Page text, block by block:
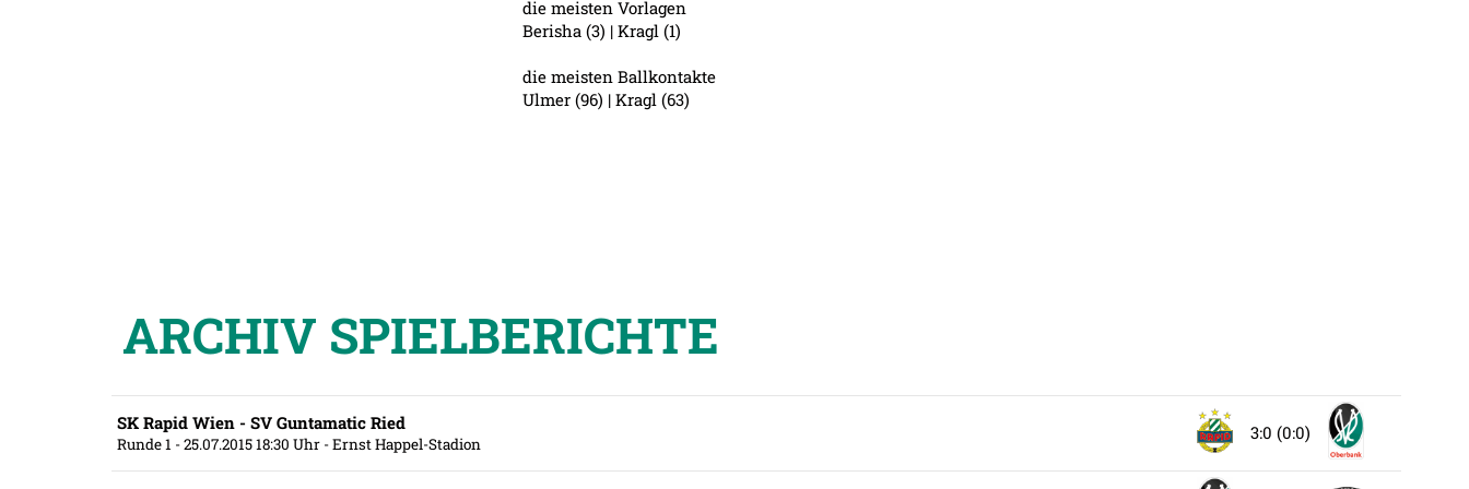
die meisten Vorlagen
Berisha (3) | Kragl (1)
die meisten Ballkontakte
Ulmer (96) | Kragl (63)
ARCHIV SPIELBERICHTE
SK Rapid Wien - SV Guntamatic Ried
Runde 1 - 25.07.2015 18:30 Uhr - Ernst Happel-Stadion
3:0 (0:0)